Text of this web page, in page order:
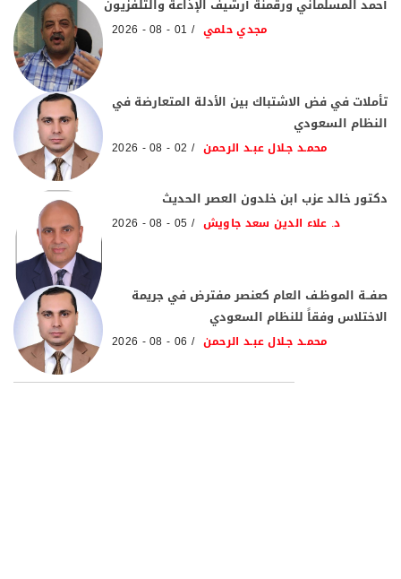
أحمد المسلماني ورقمنة أرشيف الإذاعة والتلفزيون
مجدي حلمي 01 - 08 - 2026
تأملات في فض الاشتباك بين الأدلة المتعارضة في
النظام السعودي
محمـد جـلال عبـد الرحمن 02 - 08 - 2026
دكتور خالد عزب ابن خلدون العصر الحديث
د. علاء الدين سعد جاويش 05 - 08 - 2026
صفــة الموظـف العام كعنصر مفترض في جريمة
الاختلاس وفقاً للنظام السعودي
محمـد جـلال عبـد الرحمن 06 - 08 - 2026